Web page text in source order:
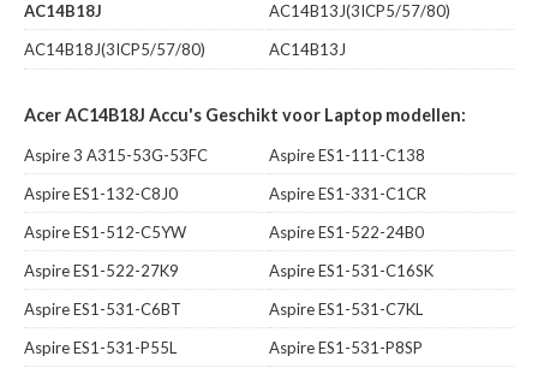
AC14B18J
AC14B13J(3ICP5/57/80)
AC14B18J(3ICP5/57/80)
AC14B13J
Acer AC14B18J Accu's Geschikt voor Laptop modellen:
Aspire 3 A315-53G-53FC
Aspire ES1-111-C138
Aspire ES1-132-C8J0
Aspire ES1-331-C1CR
Aspire ES1-512-C5YW
Aspire ES1-522-24B0
Aspire ES1-522-27K9
Aspire ES1-531-C16SK
Aspire ES1-531-C6BT
Aspire ES1-531-C7KL
Aspire ES1-531-P55L
Aspire ES1-531-P8SP